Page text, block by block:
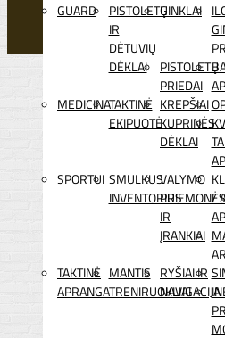
GUARD
PISTOLETŲ
IR
DĖTUVIŲ
DĖKLAI
GINKLAI
PISTOLETŲ
PRIEDAI
MEDICINATAKTINĖ
EKIPUOTĖ
KREPŠIAI
KUPRINĖS
DĖKLAI
SPORTUI SMULKUS
INVENTORIUS
VALYMO
PRIEMONĖS
IR
ĮRANKIAI
/
TAKTINĖ
APRANGA
MANTIS
TRENIRUOKLIAI
RYŠIAI IR
NAVIGACIJA